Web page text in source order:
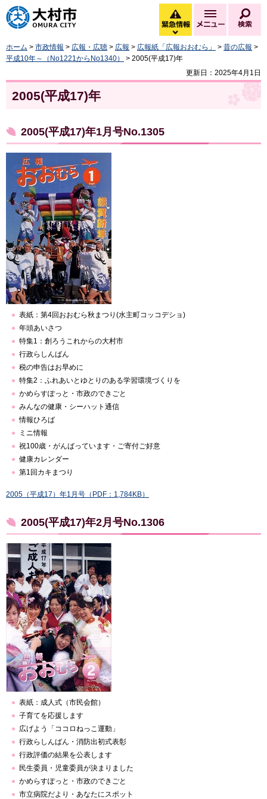
大村市
緊急情報
緊急情報を開く
メニュー
ホーム > 市政情報 > 広報・広聴 > 広報 > 広報紙「広報おおむら」 > 昔の広報 >
平成10年～（No1221からNo1340）
> 2005(平成17)年
更新日：2025年4月1日
2005(平成17)年
2005(平成17)年1月号No.1305
表紙：第4回おおむら秋まつり(水主町コッコデショ)
年頭あいさつ
特集1：創ろうこれからの大村市
行政らしんばん
税の申告はお早めに
特集2：ふれあいとゆとりのある学習環境づくりを
かめらすぽっと・市政のできごと
みんなの健康・シーハット通信
情報ひろば
ミニ情報
祝100歳・がんばっています・ご寄付ご好意
健康カレンダー
第1回カキまつり
2005（平成17）年1月号（PDF：1,784KB）
2005(平成17)年2月号No.1306
表紙：成人式（市民会館）
子育てを応援します
広げよう「ココロねっこ運動」
行政らしんばん・消防出初式表彰
行政評価の結果を公表します
民生委員・児童委員が決まりました
かめらすぽっと・市政のできごと
市立病院だより・あなたにスポット